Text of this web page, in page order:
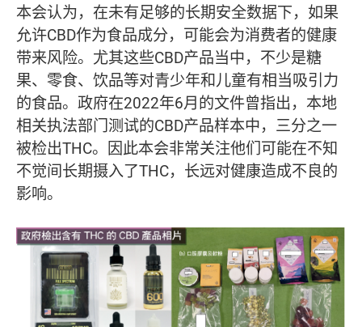
本会认为，在未有足够的长期安全数据下，如果
允许CBD作为食品成分，可能会为消费者的健康
带来风险。尤其这些CBD产品当中，不少是糖
果、零食、饮品等对青少年和儿童有相当吸引力
的食品。政府在2022年6月的文件曾指出，本地
相关执法部门测试的CBD产品样本中，三分之一
被检出THC。因此本会非常关注他们可能在不知
不觉间长期摄入了THC，长远对健康造成不良的
影响。